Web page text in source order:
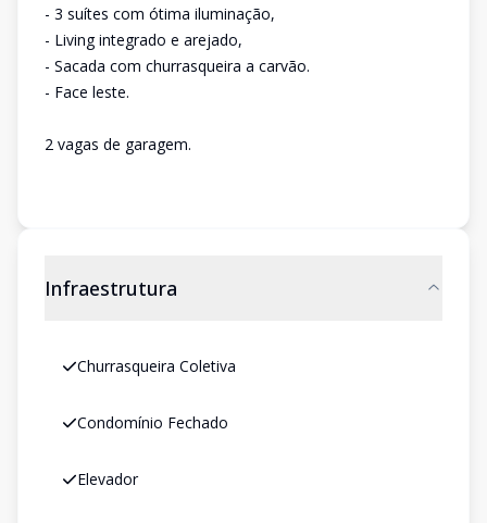
- 3 suítes com ótima iluminação,
- Living integrado e arejado,
- Sacada com churrasqueira a carvão.
- Face leste.
2 vagas de garagem.
Infraestrutura
Churrasqueira Coletiva
Condomínio Fechado
Elevador